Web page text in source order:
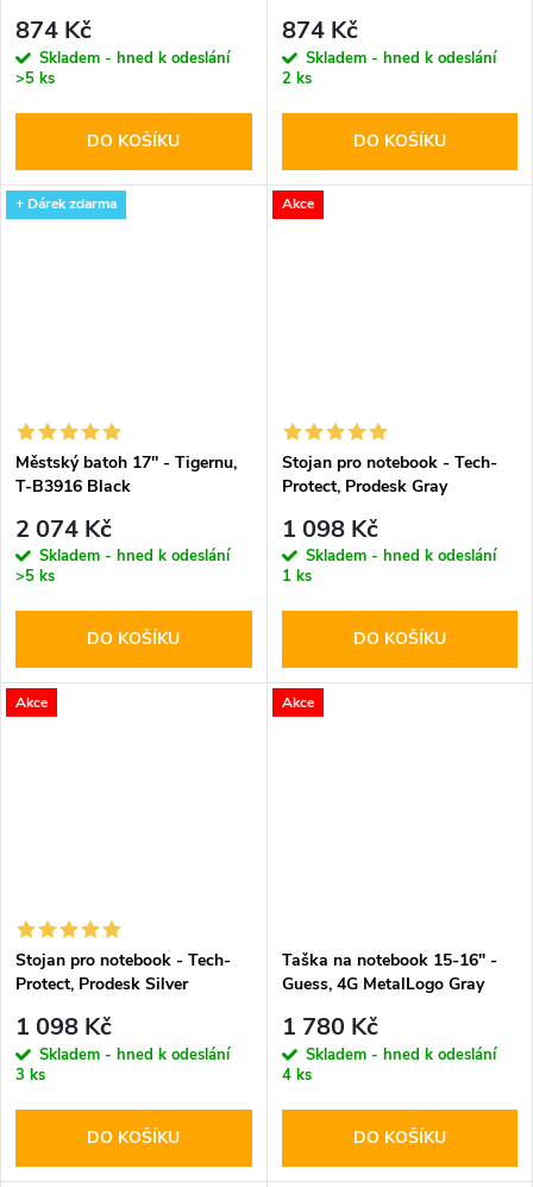
874 Kč
Skladem - hned k odeslání
>5 ks
DO KOŠÍKU
874 Kč
Skladem - hned k odeslání
2 ks
DO KOŠÍKU
+ Dárek zdarma
Městský batoh 17'' - Tigernu,
T-B3916 Black
2 074 Kč
Skladem - hned k odeslání
>5 ks
DO KOŠÍKU
Akce
Stojan pro notebook - Tech-
Protect, Prodesk Gray
1 098 Kč
Skladem - hned k odeslání
1 ks
DO KOŠÍKU
Akce
Stojan pro notebook - Tech-
Protect, Prodesk Silver
1 098 Kč
Skladem - hned k odeslání
3 ks
DO KOŠÍKU
Akce
Taška na notebook 15-16" -
Guess, 4G MetalLogo Gray
1 780 Kč
Skladem - hned k odeslání
4 ks
DO KOŠÍKU